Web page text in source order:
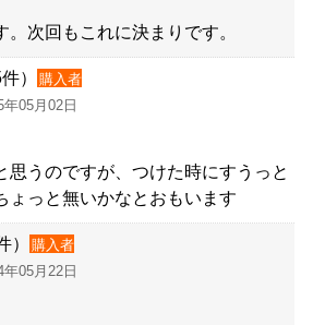
。次回もこれに決まりです。
）
購入者
05月02日
思うのですが、つけた時にすうっと
ょっと無いかなとおもいます
）
購入者
05月22日